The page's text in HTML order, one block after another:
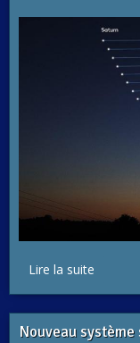
Lire la suite
Nouveau système